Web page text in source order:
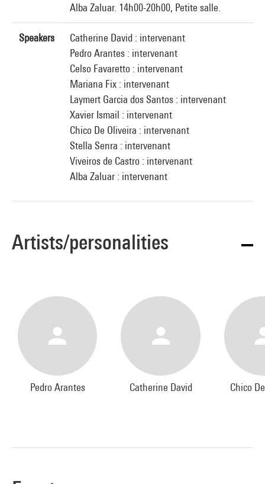
Alba Zaluar. 14h00-20h00, Petite salle.
Speakers
Catherine David : intervenant
Pedro Arantes : intervenant
Celso Favaretto : intervenant
Mariana Fix : intervenant
Laymert Garcia dos Santos : intervenant
Xavier Ismail : intervenant
Chico De Oliveira : intervenant
Stella Senra : intervenant
Viveiros de Castro : intervenant
Alba Zaluar : intervenant
Artists/personalities
Pedro Arantes Catherine David Chico